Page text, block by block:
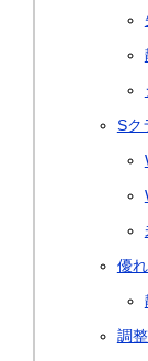
Sク
優
調